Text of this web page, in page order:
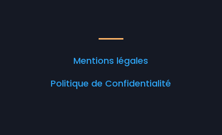
Mentions légales
Politique de Confidentialité